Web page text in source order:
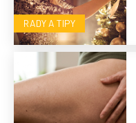
RADY A TIPY